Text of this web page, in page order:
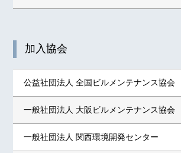
加入協会
公益社団法人 全国ビルメンテナンス協会
一般社団法人 大阪ビルメンテナンス協会
一般社団法人 関西環境開発センター